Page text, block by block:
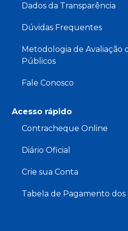
Dados da Transparência
Dúvidas Frequentes
Metodologia de Avaliação
Públicos
Fale Conosco
Acesso rápido
Contracheque Online
Diário Oficial
Crie sua Conta
Tabela de Pagamento dos